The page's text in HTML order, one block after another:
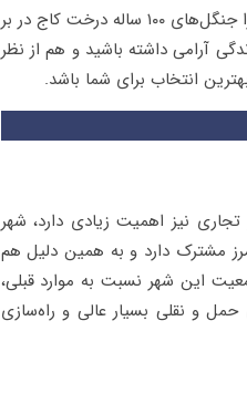
شاید برای شما جالب باشد که بدانید نزدیک به یک سوم از این استان را جنگل‌های ۱۰۰ ساله درخت کاج در بر
آرامی داشته باشید و هم از نظر
انتخاب برای شما باشد.
نیز اهمیت زیادی دارد، شهر
مشترک دارد و به همین دلیل هم
این شهر نسبت به موارد قبلی،
و نقلی بسیار عالی و راه‌سازی